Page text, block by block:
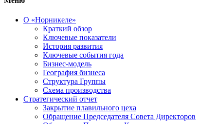
О «Норникеле»
Краткий обзор
Ключевые показатели
История развития
Ключевые события года
Бизнес-модель
География бизнеса
Структура Группы
Схема производства
Стратегический отчет
Закрытие плавильного цеха
Обращение Председателя Совета Директоров